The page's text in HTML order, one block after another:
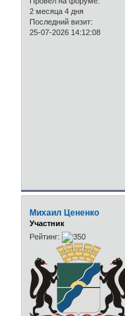
2 месяца 4 дня
Последний визит:
25-07-2026 14:12:08
Михаил Цененко
Участник
Рейтинг: